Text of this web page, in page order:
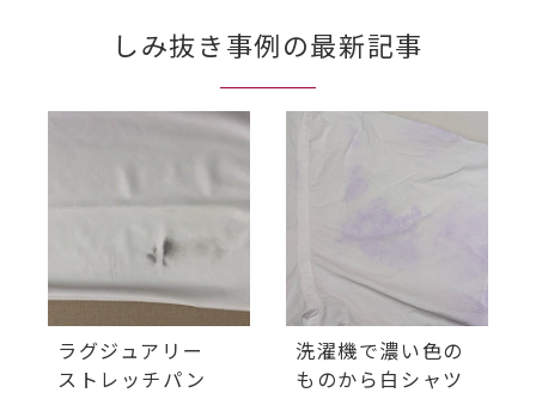
しみ抜き事例の最新記事
ラグジュアリー
ストレッチパン
洗濯機で濃い色の
ものから白シャツ